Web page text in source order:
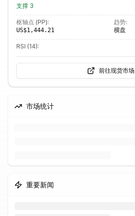
支撑 3
枢轴点 (PP):
US$1,444.21
趋势:
横盘
RSI (14):
前往现货市场
市场统计
重要新闻